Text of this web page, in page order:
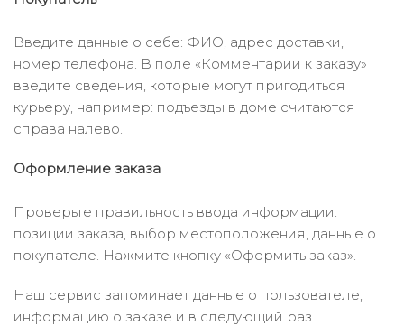
Введите данные о себе: ФИО, адрес доставки,
номер телефона. В поле «Комментарии к заказу»
введите сведения, которые могут пригодиться
курьеру, например: подъезды в доме считаются
справа налево.
Оформление заказа
Проверьте правильность ввода информации:
позиции заказа, выбор местоположения, данные о
покупателе. Нажмите кнопку «Оформить заказ».
Наш сервис запоминает данные о пользователе,
информацию о заказе и в следующий раз